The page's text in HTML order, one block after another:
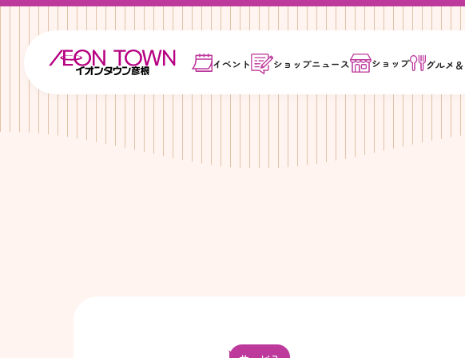
イベント ショップニュース ショップ グルメ＆